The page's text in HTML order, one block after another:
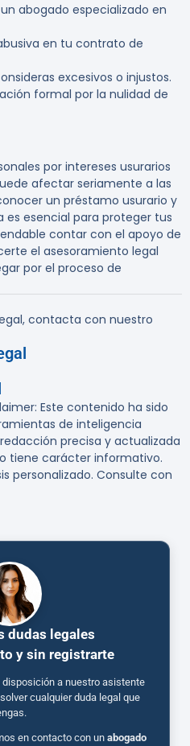
abogado especializado en
en tu contrato de
excesivos o injustos.
formal por la nulidad de
por intereses usurarios
afectar seriamente a las
un préstamo usurario y
esencial para proteger tus
contar con el apoyo de
el asesoramiento legal
por el proceso de
contacta con nuestro
: Este contenido ha sido
de inteligencia
precisa y actualizada
tiene carácter informativo.
personalizado. Consulte con
dudas legales
y sin registrarte
disposición a nuestro asistente
cualquier duda legal que
en contacto con un abogado